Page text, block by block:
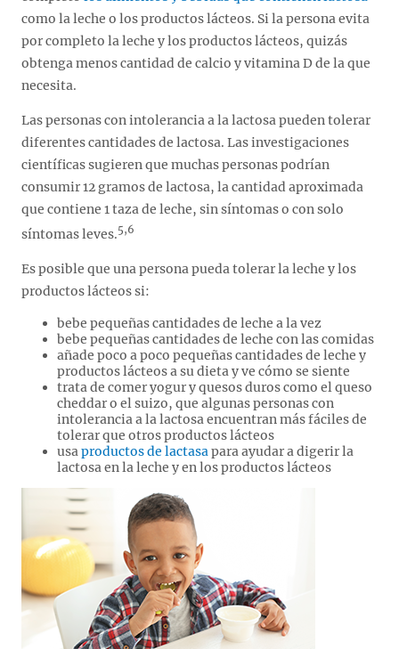
como la leche o los productos lácteos. Si la persona evita
por completo la leche y los productos lácteos, quizás
obtenga menos cantidad de calcio y vitamina D de la que
necesita.
Las personas con intolerancia a la lactosa pueden tolerar
diferentes cantidades de lactosa. Las investigaciones
científicas sugieren que muchas personas podrían
consumir 12 gramos de lactosa, la cantidad aproximada
que contiene 1 taza de leche, sin síntomas o con solo
síntomas leves.5,6
Es posible que una persona pueda tolerar la leche y los
productos lácteos si:
bebe pequeñas cantidades de leche a la vez
bebe pequeñas cantidades de leche con las comidas
añade poco a poco pequeñas cantidades de leche y
productos lácteos a su dieta y ve cómo se siente
trata de comer yogur y quesos duros como el queso
cheddar o el suizo, que algunas personas con
intolerancia a la lactosa encuentran más fáciles de
tolerar que otros productos lácteos
usaproductos de lactasapara ayudar a digerir la
lactosa en la leche y en los productos lácteos